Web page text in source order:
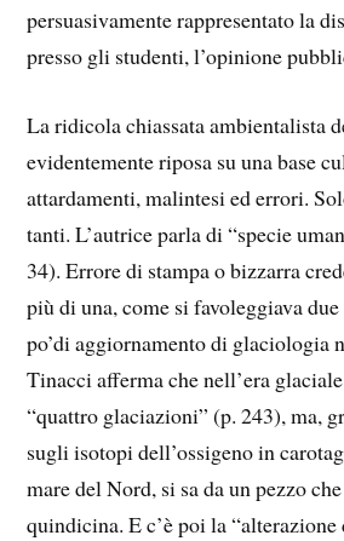
persuasivamente rappresentato la
presso gli studenti, l’opinione
La ridicola chiassata ambientalista
evidentemente riposa su una base
attardamenti, malintesi ed errori.
tanti. L’autrice parla di “specie
34). Errore di stampa o bizzarra
più di una, come si favoleggiava
po’di aggiornamento di glaciologia
Tinacci afferma che nell’era
“quattro glaciazioni” (p. 243), ma,
sugli isotopi dell’ossigeno in
mare del Nord, si sa da un pezzo
quindicina. E c’è poi la